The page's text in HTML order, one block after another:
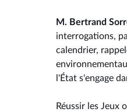
M. Bertrand
interrogations,
calendrier,
l'État s'engage
Réussir les Jeux